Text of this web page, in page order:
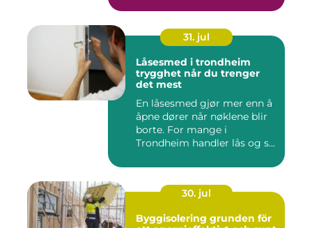
31. jul
Låsesmed i trondheim
trygghet når du trenger
det mest
En låsesmed gjør mer enn å
åpne dører når nøklene blir
borte. For mange i
Trondheim handler lås og s...
30. jul
Byggisolering grunden för